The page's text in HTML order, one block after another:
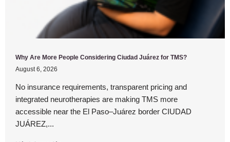
Why Are More People Considering Ciudad Juárez for TMS?
August 6, 2026
No insurance requirements, transparent pricing and
integrated neurotherapies are making TMS more
accessible near the El Paso–Juárez border CIUDAD
JUÁREZ,...